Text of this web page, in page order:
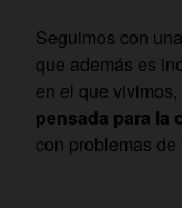
Seguimos con
que además es
en el que
pensada para la
con problemas de